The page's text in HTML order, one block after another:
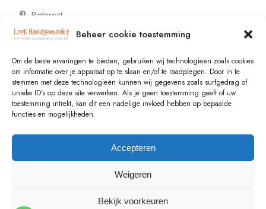
Beheer cookie toestemming
Om de beste ervaringen te bieden, gebruiken wij technologieën zoals cookies
om informatie over je apparaat op te slaan en/of te raadplegen. Door in te
stemmen met deze technologieën kunnen wij gegevens zoals surfgedrag of
unieke ID's op deze site verwerken. Als je geen toestemming geeft of uw
toestemming intrekt, kan dit een nadelige invloed hebben op bepaalde
functies en mogelijkheden.
Accepteren
Weigeren
Bekijk voorkeuren
Pinterest
CONTACT
Vragen of wensen? Neem contact op!
+31 (0)6 229 021 29
© 2023 , All Rights Reserved